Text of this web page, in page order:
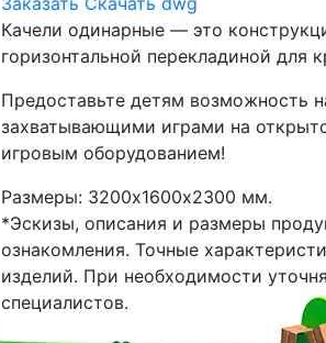
Качели одинарные — это
горизонтальной перекладиной для
Предоставьте детям возможность
захватывающими играми на
игровым оборудованием!
Размеры: 3200х1600х2300 мм.
*Эскизы, описания и размеры
ознакомления. Точные
изделий. При необходимости
специалистов.